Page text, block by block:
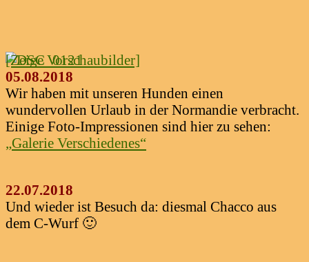
[Zeige Vorschaubilder]
05.08.2018
Wir haben mit unseren Hunden einen
wundervollen Urlaub in der Normandie verbracht.
Einige Foto-Impressionen sind hier zu sehen:
„Galerie Verschiedenes“
22.07.2018
Und wieder ist Besuch da: diesmal Chacco aus
dem C-Wurf 🙂